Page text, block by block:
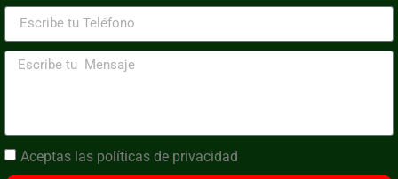
Aceptas las políticas de privacidad